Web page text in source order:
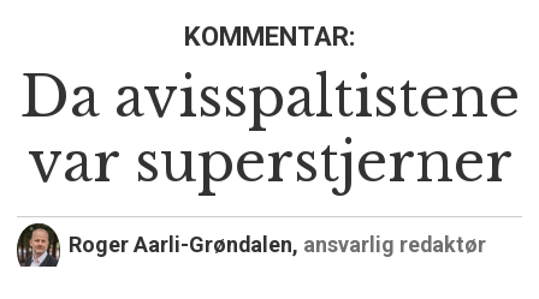
KOMMENTAR:
Da avisspaltistene
var superstjerner
Roger Aarli-Grøndalen, ansvarlig redaktør